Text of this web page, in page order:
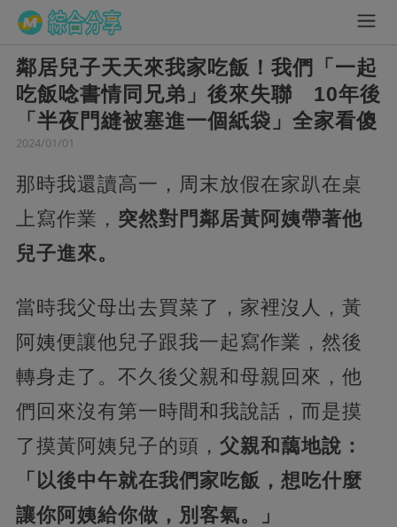
鄰居兒子天天來我家吃飯！我們「一起
吃飯唸書情同兄弟」後來失聯 10年後
「半夜門縫被塞進一個紙袋」全家看傻
2024/01/01
那時我還讀高一，周末放假在家趴在桌
上寫作業， 突然對門鄰居黃阿姨帶著他
兒子進來。
當時我父母出去買菜了，家裡沒人，黃
阿姨便讓他兒子跟我一起寫作業，然後
轉身走了。不久後父親和母親回來，他
們回來沒有第一時間和我說話，而是摸
了摸黃阿姨兒子的頭， 父親和藹地說：
「以後中午就在我們家吃飯，想吃什麼
讓你阿姨給你做，別客氣。」